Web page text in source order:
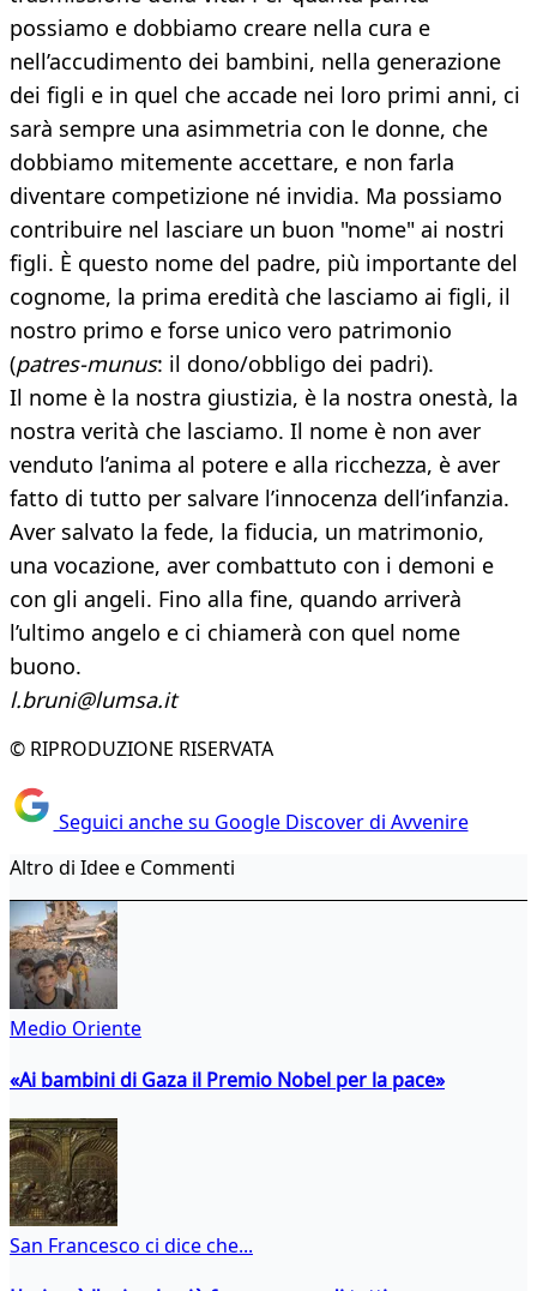
possiamo e dobbiamo creare nella cura e
nell’accudimento dei bambini, nella generazione
dei figli e in quel che accade nei loro primi anni, ci
sarà sempre una asimmetria con le donne, che
dobbiamo mitemente accettare, e non farla
diventare competizione né invidia. Ma possiamo
contribuire nel lasciare un buon "nome" ai nostri
figli. È questo nome del padre, più importante del
cognome, la prima eredità che lasciamo ai figli, il
nostro primo e forse unico vero patrimonio
(patres-munus: il dono/obbligo dei padri).
Il nome è la nostra giustizia, è la nostra onestà, la
nostra verità che lasciamo. Il nome è non aver
venduto l’anima al potere e alla ricchezza, è aver
fatto di tutto per salvare l’innocenza dell’infanzia.
Aver salvato la fede, la fiducia, un matrimonio,
una vocazione, aver combattuto con i demoni e
con gli angeli. Fino alla fine, quando arriverà
l’ultimo angelo e ci chiamerà con quel nome
buono.
l.bruni@lumsa.it
© RIPRODUZIONE RISERVATA
Seguici anche su Google Discover di Avvenire
Altro di Idee e Commenti
Medio Oriente
«Ai bambini di Gaza il Premio Nobel per la pace»
San Francesco ci dice che...